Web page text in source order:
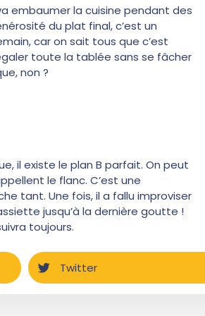
embaumer la cuisine pendant des
du plat final, c’est un
car on sait tous que c’est
toute la tablée sans se fâcher
non ?
il existe le plan B parfait. On peut
le flanc. C’est une
tant. Une fois, il a fallu improviser
jusqu’à la dernière goutte !
toujours.
Twitter